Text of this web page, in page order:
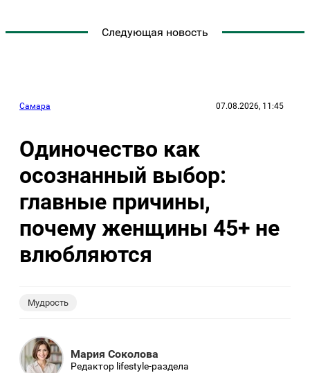
Следующая новость
Самара 07.08.2026, 11:45
Одиночество как
осознанный выбор:
главные причины,
почему женщины 45+ не
влюбляются
Мудрость
Мария Соколова
Редактор lifestyle-раздела